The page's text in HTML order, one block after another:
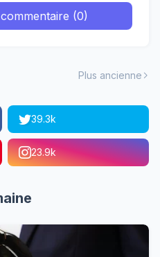
(0)
Plus ancienne
39.3k
23.9k